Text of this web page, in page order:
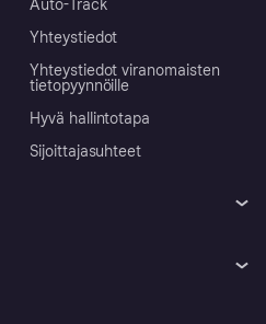
Auto-Track
Yhteystiedot
Yhteystiedot viranomaisten
tietopyynnöille
Hyvä hallintotapa
Sijoittajasuhteet